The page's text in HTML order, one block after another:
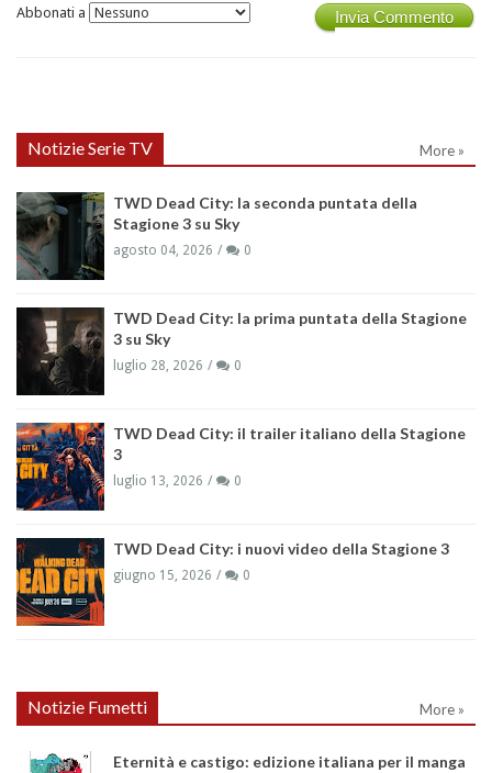
Invia Commento
Abbonati a
Notizie Serie TV More »
TWD Dead City: la seconda puntata della
Stagione 3 su Sky
agosto 04, 2026 0
TWD Dead City: la prima puntata della Stagione
3 su Sky
luglio 28, 2026 0
TWD Dead City: il trailer italiano della Stagione
3
luglio 13, 2026 0
TWD Dead City: i nuovi video della Stagione 3
giugno 15, 2026 0
Notizie Fumetti More »
Eternità e castigo: edizione italiana per il manga